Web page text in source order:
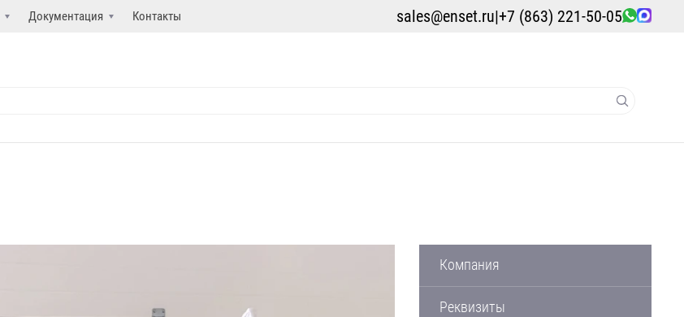
Документация Контакты sales@enset.ru|+7 (863) 221-50-05
Компания
Реквизиты